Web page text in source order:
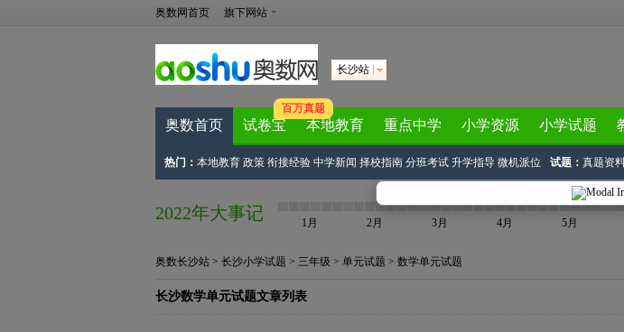
奥数网首页 旗下网站
长沙站
奥数首页 试卷宝
百万真题
本地教育 重点中学 小学资源 小学试题
热门： 本地教育 政策 衔接经验 中学新闻 择校指南 分班考试 升学指导 微机派位 试题： 真题资
2022年大事记 1月 2月 3月 4月 5月
奥数长沙站 > 长沙小学试题 > 三年级 > 单元试题 > 数学单元试题
长沙数学单元试题文章列表